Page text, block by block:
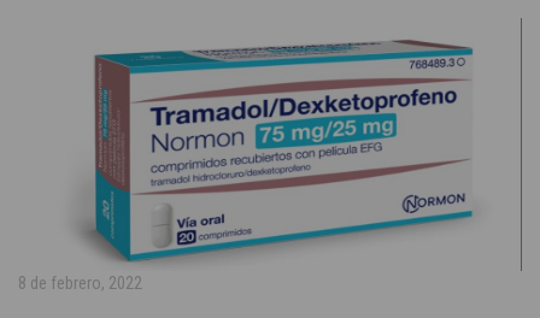
8 de febrero, 2022